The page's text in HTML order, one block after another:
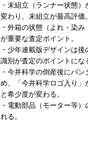
・未組立（ランナー状態
変わり、未組立が最高評価。
・外箱の状態（よれ・染
が重要な査定ポイント。
・少年連載版デザインは後
識別が査定のポイントにな
・今井科学の倒産後にバ
め、「今井科学ロゴ入り
と希少度が変わる。
・電動部品（モーター等
れる。